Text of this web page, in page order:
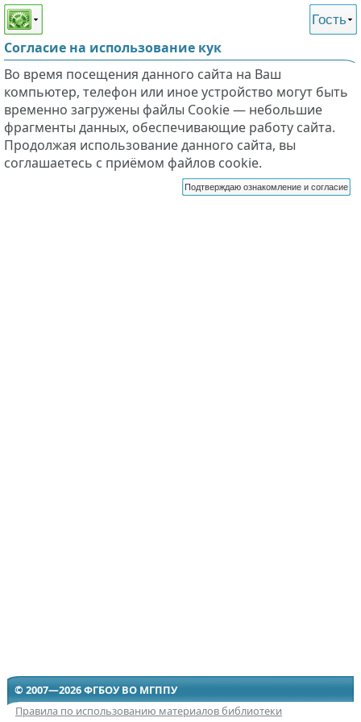
Этот сайт поддерживает
слабовидящих
Гость
Согласие на использование кук
Во время посещения данного сайта на Ваш
компьютер, телефон или иное устройство могут быть
временно загружены файлы Cookie — небольшие
фрагменты данных, обеспечивающие работу сайта.
Продолжая использование данного сайта, вы
соглашаетесь с приёмом файлов cookie.
Подтверждаю ознакомление и согласие
© 2007—2026 ФГБОУ ВО МГППУ
Правила по использованию материалов библиотеки